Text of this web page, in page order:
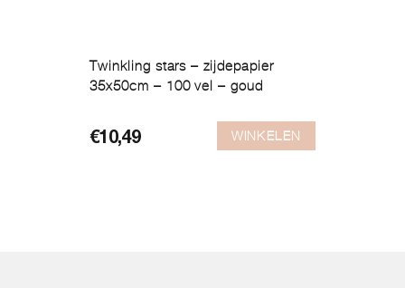
Twinkling stars – zijdepapier
35x50cm – 100 vel – goud
€10,49 WINKELEN